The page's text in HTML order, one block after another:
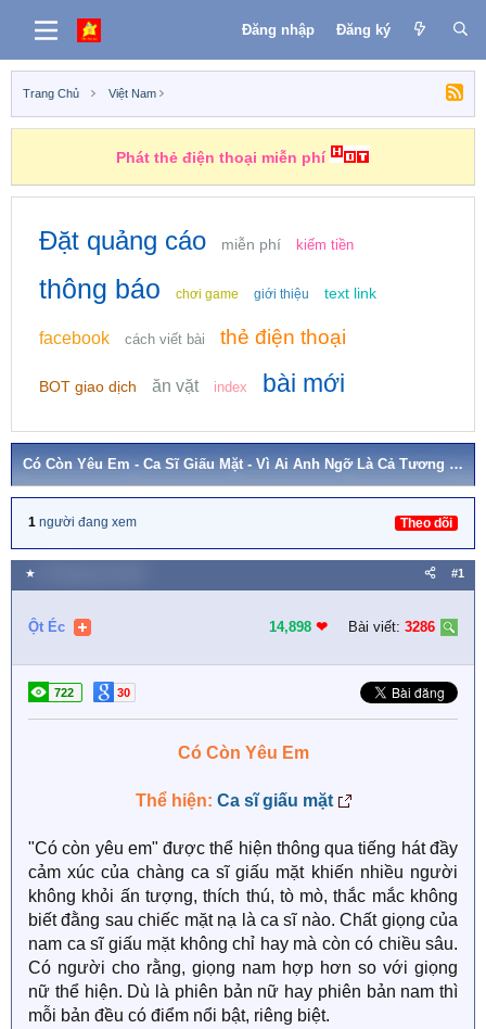
Đăng nhập Đăng ký
Trang Chủ Việt Nam
Phát thẻ điện thoại miễn phí
Đặt quảng cáo miễn phí kiếm tiền
thông báo chơi game giới thiệu text link
facebook cách viết bài thẻ điện thoại
BOT giao dịch ăn vặt index bài mới
Có Còn Yêu Em - Ca Sĩ Giấu Mặt - Vì Ai Anh Ngỡ Là Cả Tương Lai Nên Đã Hết Lòng
1 người đang xem Theo dõi
★ #1
Ột Éc 14,898 ❤︎ Bài viết: 3286
722 30
Có Còn Yêu Em
Thể hiện: Ca sĩ giấu mặt
"Có còn yêu em" được thể hiện thông qua tiếng hát đầy
cảm xúc của chàng ca sĩ giấu mặt khiến nhiều người
không khỏi ấn tượng, thích thú, tò mò, thắc mắc không
biết đằng sau chiếc mặt nạ là ca sĩ nào. Chất giọng của
nam ca sĩ giấu mặt không chỉ hay mà còn có chiều sâu.
Có người cho rằng, giọng nam hợp hơn so với giọng
nữ thể hiện. Dù là phiên bản nữ hay phiên bản nam thì
mỗi bản đều có điểm nổi bật, riêng biệt.